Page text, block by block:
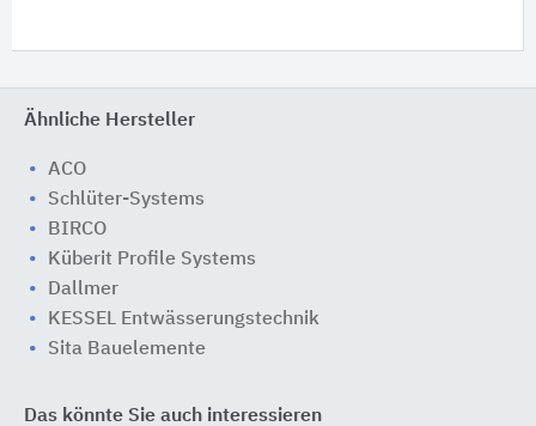
Ähnliche Hersteller
ACO
Schlüter-Systems
BIRCO
Küberit Profile Systems
Dallmer
KESSEL Entwässerungstechnik
Sita Bauelemente
Das könnte Sie auch interessieren